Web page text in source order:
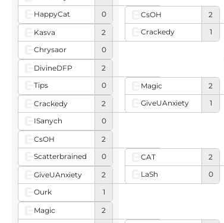
HappyCat
0
Kasva
2
Chrysaor
0
DivineDFP
2
Tips
0
Crackedy
2
ISanych
0
CsOH
2
Scatterbrained
0
GiveUAnxiety
2
Ourk
1
Magic 2
CsOH
2
Crackedy
1
Magic
2
GiveUAnxiety
1
CAT
2
LaSh
0